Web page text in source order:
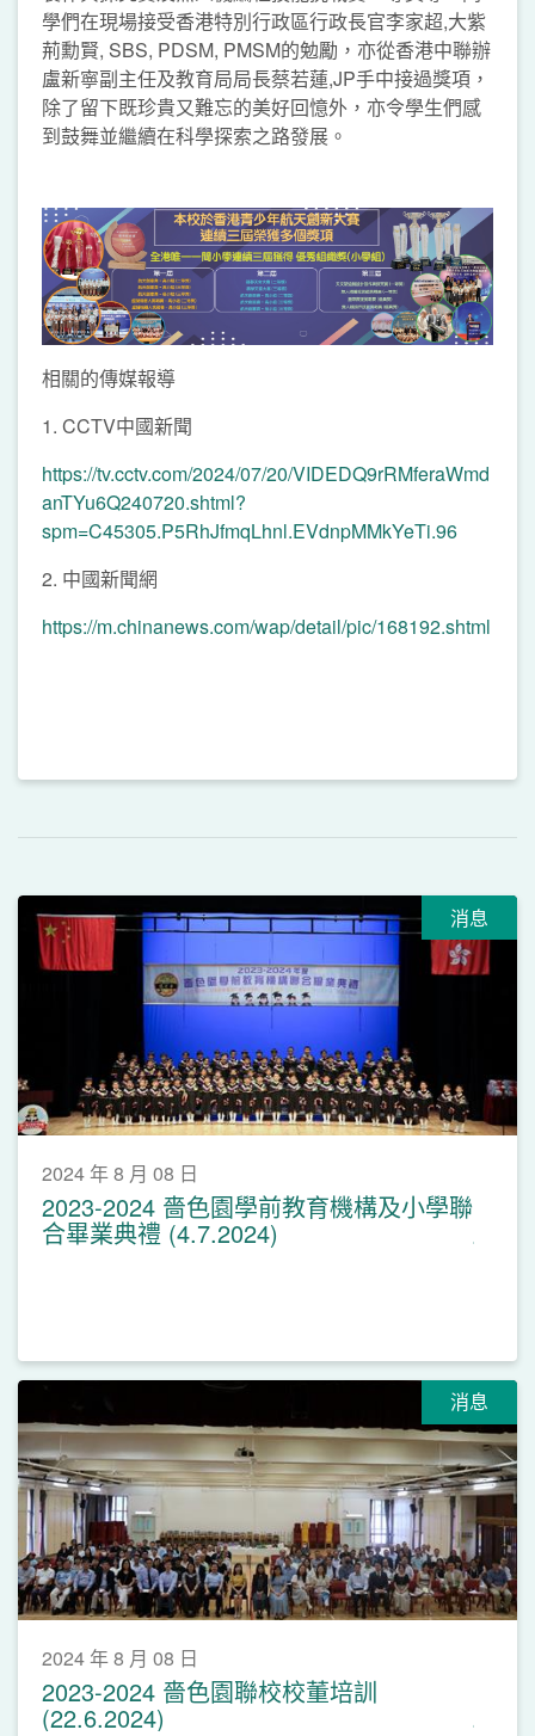
學們在現場接受香港特別行政區行政長官李家超,大紫
荊勳賢, SBS, PDSM, PMSM的勉勵，亦從香港中聯辦
盧新寧副主任及教育局局長蔡若蓮,JP手中接過獎項，
除了留下既珍貴又難忘的美好回憶外，亦令學生們感
到鼓舞並繼續在科學探索之路發展。
相關的傳媒報導
1.⁠ ⁠CCTV中國新聞
https://tv.cctv.com/2024/07/20/VIDEDQ9rRMferaWmd
anTYu6Q240720.shtml?
spm=C45305.P5RhJfmqLhnl.EVdnpMMkYeTi.96
2.⁠ ⁠中國新聞網
https://m.chinanews.com/wap/detail/pic/168192.shtml
消息
2024 年 8 月 08 日
2023-2024 嗇色園學前教育機構及小學聯
合畢業典禮 (4.7.2024)
消息
2024 年 8 月 08 日
2023-2024 嗇色園聯校校董培訓
(22.6.2024)